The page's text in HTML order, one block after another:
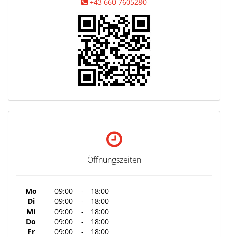
Öffnungszeiten
Mo 09:00 -
18:00
Di
09:00 -
18:00
Mi
09:00 -
18:00
Do
09:00 -
18:00
Fr
09:00 - 18:00